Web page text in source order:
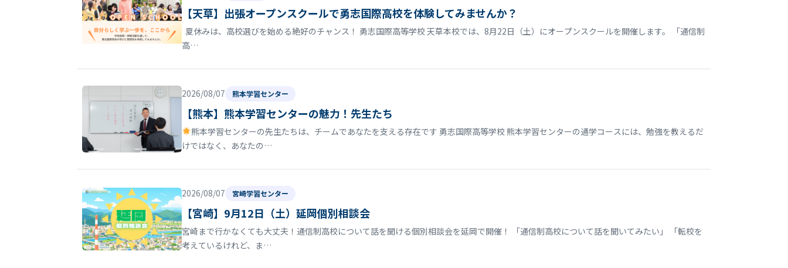
【天草】出張オープンスクールで勇志国際高校を体験してみませんか？
夏休みは、高校選びを始める絶好のチャンス！ 勇志国際高等学校 天草本校では、8月22日（土）にオープンスクールを開催します。 「通信制
高…
2026/08/07 熊本学習センター
【熊本】熊本学習センターの魅力！先生たち
熊本学習センターの先生たちは、チームであなたを支える存在です 勇志国際高等学校 熊本学習センターの通学コースには、勉強を教えるだ
けではなく、あなたの…
2026/08/07 宮崎学習センター
【宮崎】9月12日（土）延岡個別相談会
宮崎まで行かなくても大丈夫！通信制高校について話を聞ける個別相談会を延岡で開催！ 「通信制高校について話を聞いてみたい」 「転校を
考えているけれど、ま…